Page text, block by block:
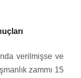
verilmişse ve
zammı 15